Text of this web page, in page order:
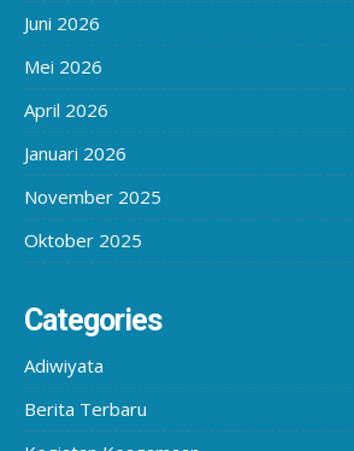
Juni 2026
Mei 2026
April 2026
Januari 2026
November 2025
Oktober 2025
Categories
Adiwiyata
Berita Terbaru